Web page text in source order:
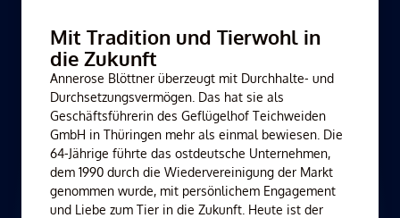
Mit Tradition und Tierwohl in
die Zukunft
Annerose Blöttner überzeugt mit Durchhalte- und
Durchsetzungsvermögen. Das hat sie als
Geschäftsführerin des Geflügelhof Teichweiden
GmbH in Thüringen mehr als einmal bewiesen. Die
64-Jährige führte das ostdeutsche Unternehmen,
dem 1990 durch die Wiedervereinigung der Markt
genommen wurde, mit persönlichem Engagement
und Liebe zum Tier in die Zukunft. Heute ist der